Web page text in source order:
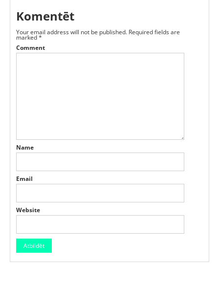
Komentēt
Your email address will not be published. Required fields are
marked*
Comment
Name
Email
Website